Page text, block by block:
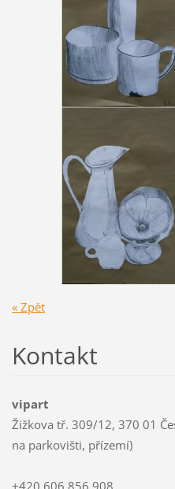
« Zpět
Kontakt
vipart
Žižkova tř. 309/12, 370 01
na parkovišti, přízemí)
+420 606 856 908